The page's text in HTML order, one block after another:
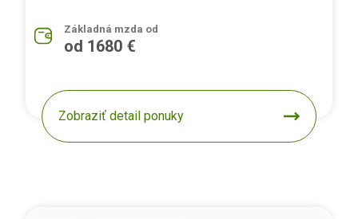
Základná mzda od
od 1680 €
Zobraziť detail ponuky